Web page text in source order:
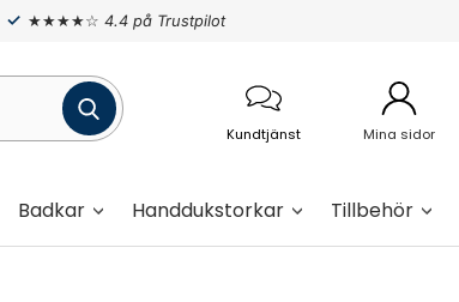
★★★★☆ 4.4 på Trustpilot
Kundtjänst Mina sidor
Badkar Handdukstorkar Tillbehör